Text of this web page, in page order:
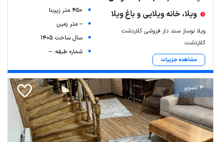
ویلا، خانه ویلایی و باغ ویلا
ویلا نوساز سند دار فروشی کلاردشت
کلاردشت
مشاهده جزییات
450 متر زیربنا
-- متر زمین
سال ساخت 1405
شماره طبقه: --
4 تصویر